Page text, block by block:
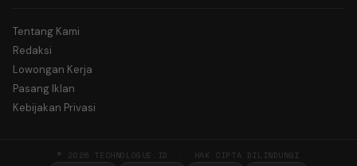
Tentang Kami
Redaksi
Lowongan Kerja
Pasang Iklan
Kebijakan Privasi
© 2026 TECHNOLOGUE.ID · HAK CIPTA DILINDUNGI